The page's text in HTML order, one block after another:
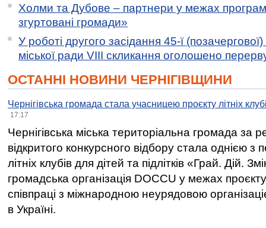
Холми та Дубове – партнери у межах
згуртовані громади»
У роботі другого засідання 45-ї (позачергової)
міської ради VIII скликання оголошено
ОСТАННІ НОВИНИ ЧЕРНІГІВЩИНИ
Чернігівська громада стала учасницею проєкту літніх
17:17
Чернігівська міська територіальна громада за
відкритого конкурсного відбору стала однією
літніх клубів для дітей та підлітків «Грай. Дій.
громадська організація DOCCU у межах
співпраці з міжнародною неурядовою
в Україні.